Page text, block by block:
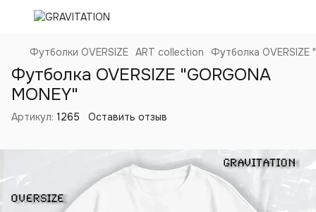
Футболки OVERSIZE ART collection Футболка OVERSIZE
Футболка OVERSIZE "GORGONA
MONEY"
Артикул: 1265 Оставить отзыв